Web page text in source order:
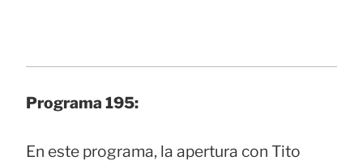
Programa 195:
En este programa, la apertura con Tito